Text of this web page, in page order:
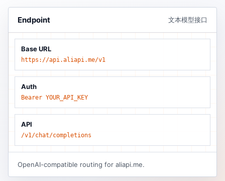
Endpoint 文本模型接口
Base URL
https://api.aliapi.me/v1
Auth
Bearer YOUR_API_KEY
API
/v1/chat/completions
OpenAI-compatible routing for aliapi.me.